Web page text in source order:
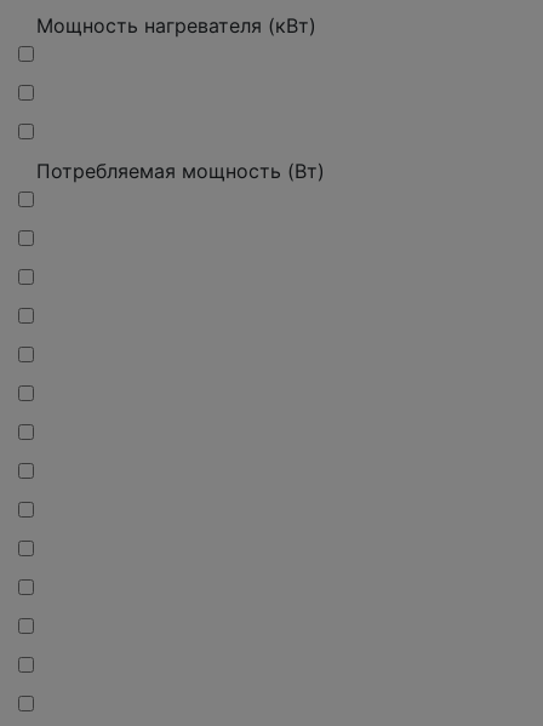
Мощность нагревателя (кВт)
Потребляемая мощность (Вт)